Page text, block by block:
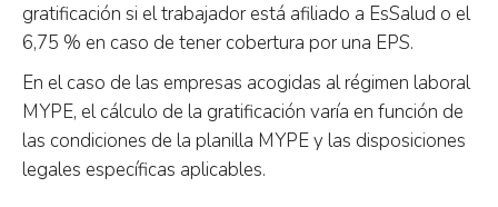
gratificación si el trabajador está afiliado a EsSalud o el
6,75 % en caso de tener cobertura por una EPS.
En el caso de las empresas acogidas al régimen laboral
MYPE, el cálculo de la gratificación varía en función de
las condiciones de la planilla MYPE y las disposiciones
legales específicas aplicables.